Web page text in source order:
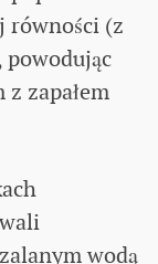
równości (z
powodując
zapałem
wodą